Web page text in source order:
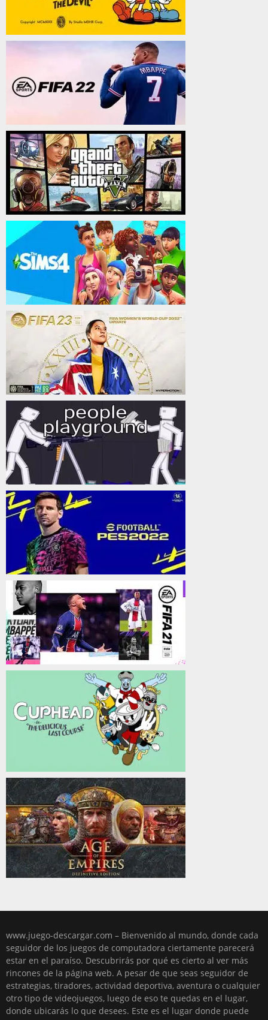
www.juego-descargar.com – Bienvenido al mundo, donde cada
seguidor de los juegos de computadora ciertamente parecerá
estar en el paraíso. Descubrirás por qué es cierto al ver más
rincones de la página web. A pesar de que seas seguidor de
estrategias, tiradores, actividad deportiva, aventura o cualquier
otro tipo de videojuegos, luego de eso te quedas en el lugar,
donde ubicarás lo que desees. Este es el lugar donde puede